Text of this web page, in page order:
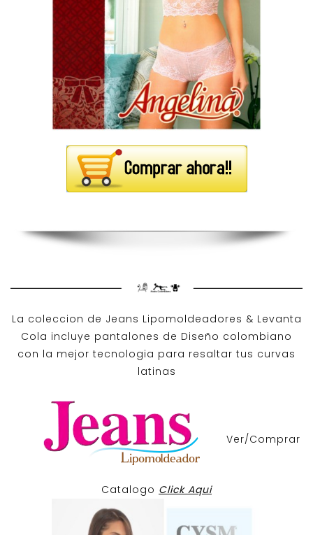
La coleccion de Jeans Lipomoldeadores & Levanta
Cola incluye pantalones de Diseño colombiano
con la mejor tecnologia para resaltar tus curvas
latinas
Ver/Comprar
Catalogo Click Aqui